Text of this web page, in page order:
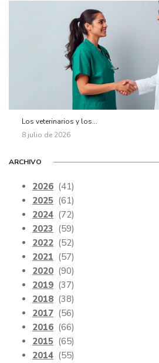
Los veterinarios y los...
8 julio de 2026
ARCHIVO
2026 (41)
2025 (61)
2024 (72)
2023 (59)
2022 (52)
2021 (57)
2020 (90)
2019 (37)
2018 (38)
2017 (56)
2016 (66)
2015 (65)
2014 (55)